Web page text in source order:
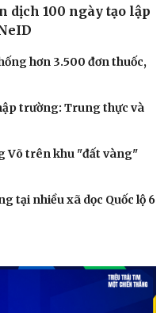
dịch 100 ngày tạo lập
hơn 3.500 đơn thuốc,
trường: Trung thực và
Võ trên khu "đất vàng"
tại nhiều xã dọc Quốc lộ 6